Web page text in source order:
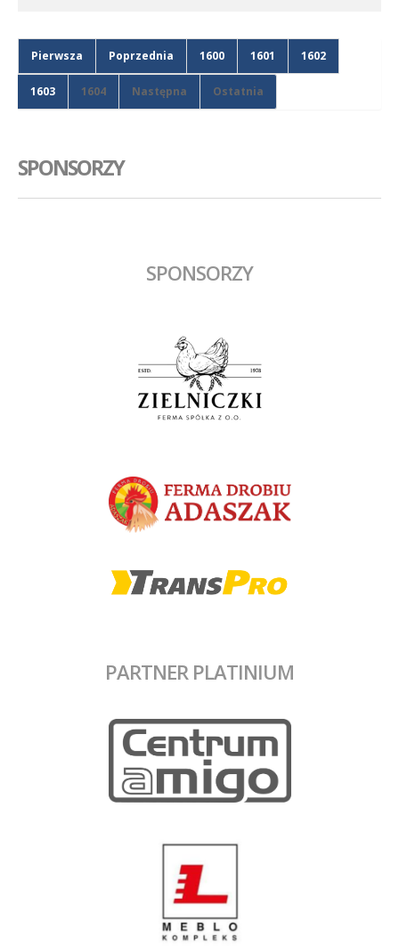
Pierwsza Poprzednia 1600 1601 1602
1603 1604 Następna Ostatnia
SPONSORZY
SPONSORZY
PARTNER PLATINIUM